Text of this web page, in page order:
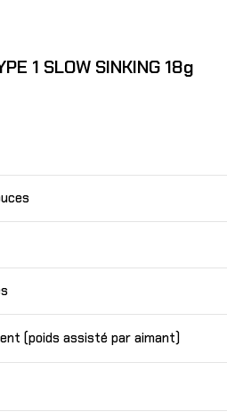
1 SLOW SINKING 18g
(poids assisté par aimant)